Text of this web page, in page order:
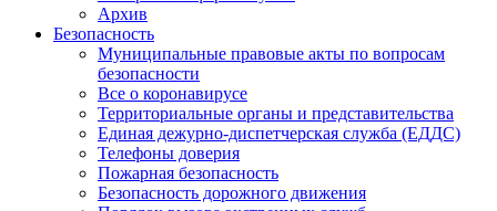
Архив
Безопасность
Муниципальные правовые акты по вопросам
безопасности
Все о коронавирусе
Территориальные органы и представительства
Единая дежурно-диспетчерская служба (ЕДДС)
Телефоны доверия
Пожарная безопасность
Безопасность дорожного движения